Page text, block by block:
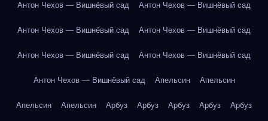
Антон Чехов — Вишнёвый сад Антон Чехов — Вишнёвый сад
Антон Чехов — Вишнёвый сад Антон Чехов — Вишнёвый сад
Антон Чехов — Вишнёвый сад Антон Чехов — Вишнёвый сад
Антон Чехов — Вишнёвый сад Апельсин Апельсин
Апельсин Апельсин Арбуз Арбуз Арбуз Арбуз Арбуз